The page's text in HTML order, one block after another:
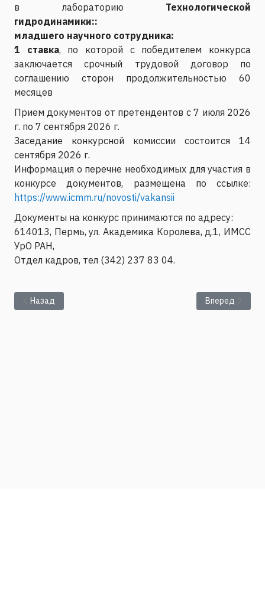
в лабораторию
Технологической
гидродинамики::
младшего научного сотрудника:
1 ставка, по которой с победителем конкурса
заключается срочный трудовой договор по
соглашению сторон продолжительностью 60
месяцев
Прием документов от претендентов с 7 июля 2026
г. по 7 сентября 2026 г.
Заседание конкурсной комиссии состоится 14
сентября 2026 г.
Информация о перечне необходимых для участия в
конкурсе документов, размещена по ссылке:
https://www.icmm.ru/novosti/vakansii
Документы на конкурс принимаются по адресу:
614013, Пермь, ул. Академика Королева, д.1, ИМСС
УрО РАН,
Отдел кадров, тел (342) 237 83 04.
Предыдущий: ИМСС УрО РАН объявляет конкурс на
Назад Следующий:
Вперед